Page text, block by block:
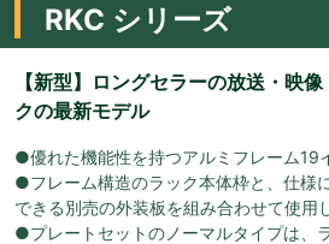
RKC シリーズ
【新型】ロングセラーの放送・映
クの最新モデル
●優れた機能性を持つアルミフレーム19
●フレーム構造のラック本体枠と、仕様
できる別売の外装板を組み合わせて使用
●プレートセットのノーマルタイプは、